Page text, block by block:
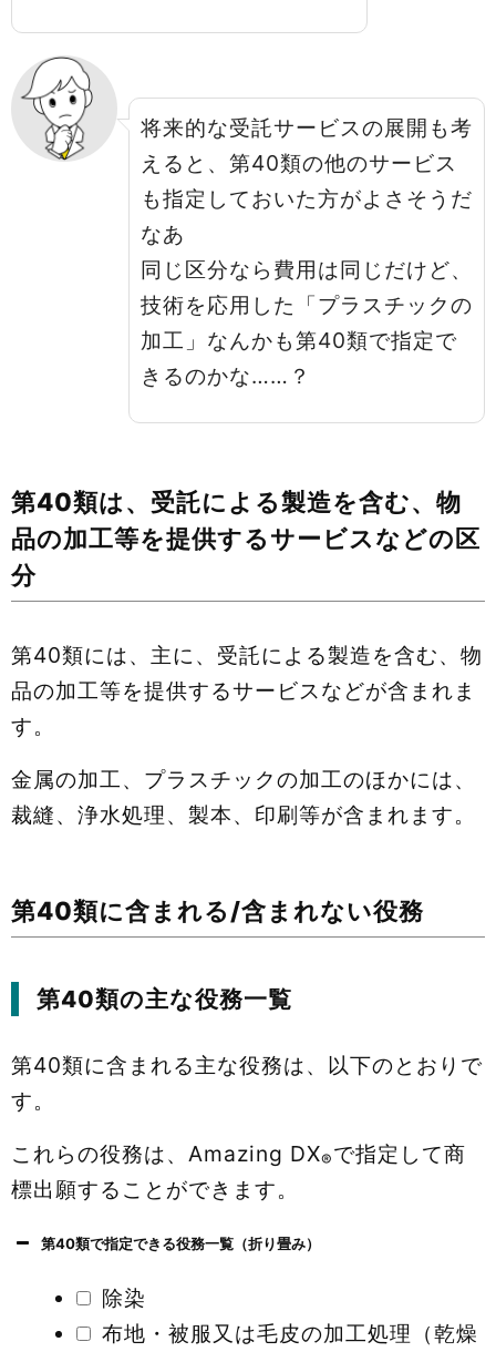
将来的な受託サービスの展開も考
えると、第40類の他のサービス
も指定しておいた方がよさそうだ
なあ
同じ区分なら費用は同じだけど、
技術を応用した「プラスチックの
加工」なんかも第40類で指定で
きるのかな……？
第40類は、受託による製造を含む、物
品の加工等を提供するサービスなどの区
分
第40類には、主に、受託による製造を含む、物
品の加工等を提供するサービスなどが含まれま
す。
金属の加工、プラスチックの加工のほかには、
裁縫、浄水処理、製本、印刷等が含まれます。
第40類に含まれる/含まれない役務
第40類の主な役務一覧
第40類に含まれる主な役務は、以下のとおりで
す。
これらの役務は、Amazing DX®で指定して商
標出願することができます。
第40類で指定できる役務一覧（折り畳み）
除染
布地・被服又は毛皮の加工処理（乾燥